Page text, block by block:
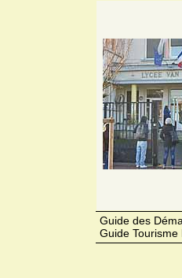
Guide des
Guide